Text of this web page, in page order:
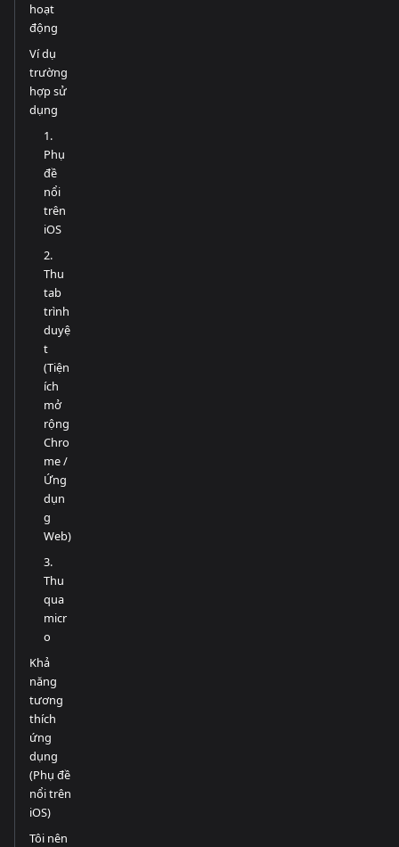
hoạt
động
Ví dụ
trường
hợp sử
dụng
1.
Phụ
đề
nổi
trên
iOS
2.
Thu
tab
trình
duyệ
t
(Tiện
ích
mở
rộng
Chro
me /
Ứng
dụn
g
Web)
3.
Thu
qua
micr
o
Khả
năng
tương
thích
ứng
dụng
(Phụ đề
nổi trên
iOS)
Tôi nên